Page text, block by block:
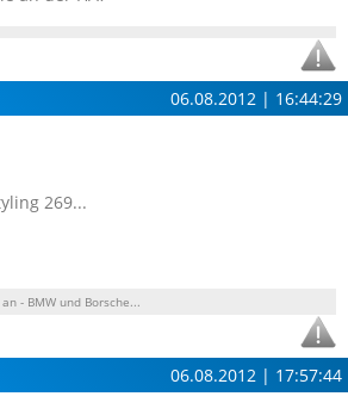
06.08.2012 | 16:44:29
269...
- BMW und Borsche...
06.08.2012 | 17:57:44